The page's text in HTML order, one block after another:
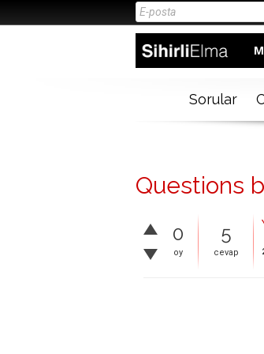
Sorular
Questions
0
oy
5
cevap